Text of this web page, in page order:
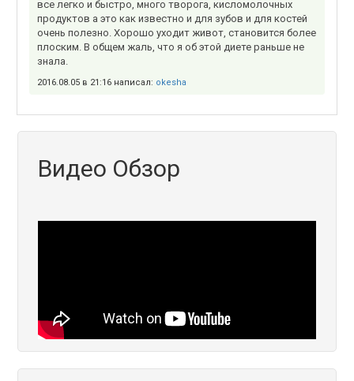
все легко и быстро, много творога, кисломолочных
продуктов а это как известно и для зубов и для костей
очень полезно. Хорошо уходит живот, становится более
плоским. В общем жаль, что я об этой диете раньше не
знала.
2016.08.05 в 21:16 написал: okesha
Видео Обзор